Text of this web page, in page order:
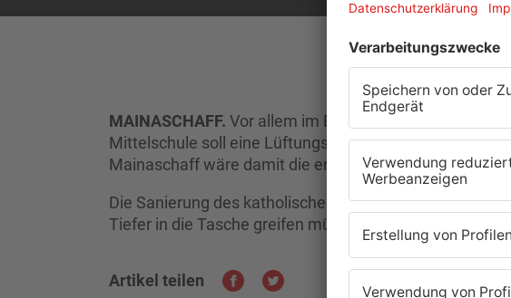
MAINASCHAFF. Vor allem im Bereich Schule soll in
Mittelschule soll eine Lüftungsanlage gebaut werden
Mainaschaff wäre damit die erste in Unterfranken, die
Die Sanierung des katholischen Kirchengebäudes war
Tiefer in die Tasche greifen müssen die Bürger aber
Artikel teilen